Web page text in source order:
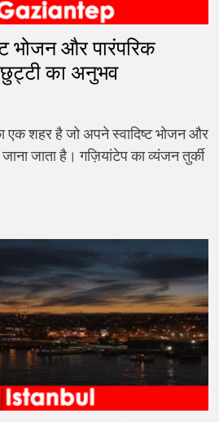
भोजन और पारंपरिक
का अनुभव
का एक शहर है जो अपने स्वादिष्ट भोजन और
जाता है। गज़ियांटेप का व्यंजन तुर्की